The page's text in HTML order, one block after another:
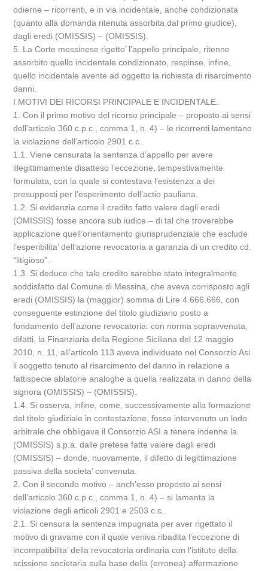
odierne – ricorrenti, e in via incidentale, anche condizionata
(quanto alla domanda ritenuta assorbita dal primo giudice),
dagli eredi (OMISSIS) – (OMISSIS).
5. La Corte messinese rigetto’ l’appello principale, ritenne
assorbito quello incidentale condizionato, respinse, infine,
quello incidentale avente ad oggetto la richiesta di risarcimento
danni.
I MOTIVI DEI RICORSI PRINCIPALE E INCIDENTALE.
1. Con il primo motivo del ricorso principale – proposto ai sensi
dell’articolo 360 c.p.c., comma 1, n. 4) – le ricorrenti lamentano
la violazione dell’articolo 2901 c.c..
1.1. Viene censurata la sentenza d’appello per avere
illegittimamente disatteso l’eccezione, tempestivamente
formulata, con la quale si contestava l’esistenza a dei
presupposti per l’esperimento dell’actio pauliana.
1.2. Si evidenzia come il credito fatto valere dagli eredi
(OMISSIS) fosse ancora sub iudice – di tal che troverebbe
applicazione quell’orientamento giurisprudenziale che esclude
l’esperibilita’ dell’azione revocatoria a garanzia di un credito cd.
“litigioso”.
1.3. Si deduce che tale credito sarebbe stato integralmente
soddisfatto dal Comune di Messina, che aveva corrisposto agli
eredi (OMISSIS) la (maggior) somma di Lire 4.666.666, con
conseguente estinzione del titolo giudiziario posto a
fondamento dell’azione revocatoria: con norma sopravvenuta,
difatti, la Finanziaria della Regione Siciliana del 12 maggio
2010, n. 11, all’articolo 113 aveva individuato nel Consorzio Asi
il soggetto tenuto al risarcimento del danno in relazione a
fattispecie ablatorie analoghe a quella realizzata in danno della
signora (OMISSIS) – (OMISSIS).
1.4. Si osserva, infine, come, successivamente alla formazione
del titolo giudiziale in contestazione, fosse intervenuto un lodo
arbitrale che obbligava il Consorzio ASI a tenere indenne la
(OMISSIS) s.p.a. dalle pretese fatte valere dagli eredi
(OMISSIS) – donde, nuovamente, il difetto di legittimazione
passiva della societa’ convenuta.
2. Con il secondo motivo – anch’esso proposto ai sensi
dell’articolo 360 c.p.c., comma 1, n. 4) – si lamenta la
violazione degli articoli 2901 e 2503 c.c..
2.1. Si censura la sentenza impugnata per aver rigettato il
motivo di gravame con il quale veniva ribadita l’eccezione di
incompatibilita’ della revocatoria ordinaria con l’istituto della
scissione societaria sulla base della (erronea) affermazione